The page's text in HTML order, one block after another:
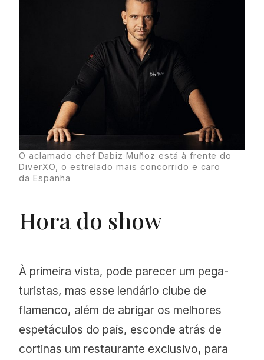
O aclamado chef Dabiz Muñoz está à frente do
DiverXO, o estrelado mais concorrido e caro
da Espanha
Hora do show
À primeira vista, pode parecer um pega-
turistas, mas esse lendário clube de
flamenco, além de abrigar os melhores
espetáculos do país, esconde atrás de
cortinas um restaurante exclusivo, para